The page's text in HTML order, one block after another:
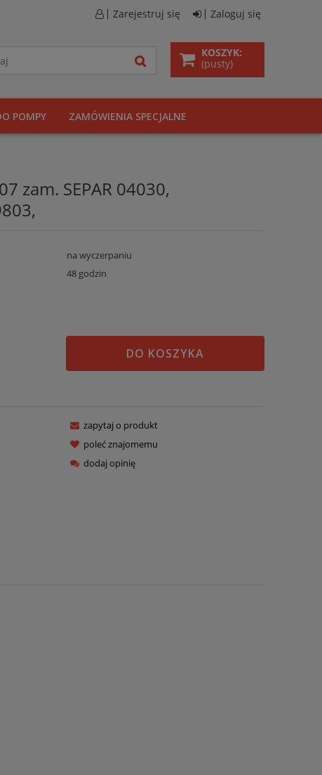
Zarejestruj się Zaloguj się
KOSZYK:
(pusty)
POMPY ZAMÓWIENIA SPECJALNE
zam. SEPAR 04030,
na wyczerpaniu
48 godzin
DO KOSZYKA
zapytaj o produkt
poleć znajomemu
dodaj opinię